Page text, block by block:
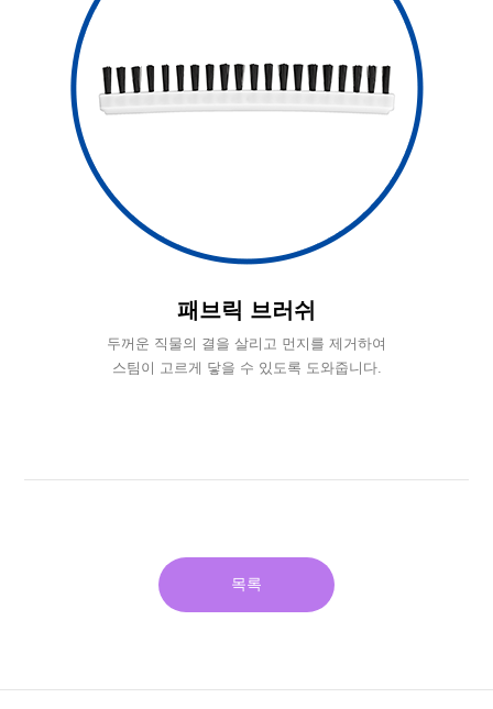
패브릭 브러쉬
두꺼운 직물의 결을 살리고 먼지를 제거하여
스팀이 고르게 닿을 수 있도록 도와줍니다.
목록